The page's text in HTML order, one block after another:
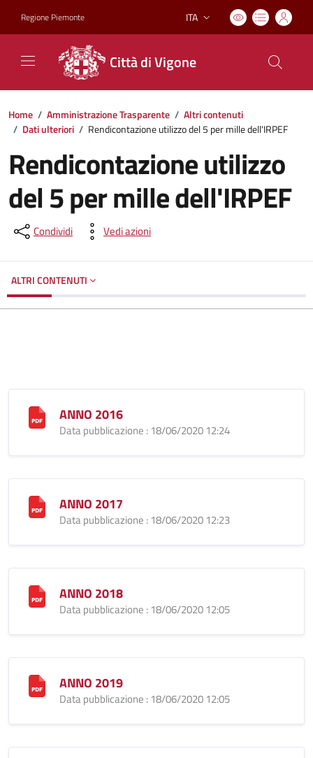
Regione Piemonte Lingua attiva:
ITA
Città di Vigone
Home / Amministrazione Trasparente / Altri contenuti
/ Dati ulteriori / Rendicontazione utilizzo del 5 per mille dell'IRPEF
Rendicontazione utilizzo
del 5 per mille dell'IRPEF
Condividi Vedi azioni
ALTRI CONTENUTI
ANNO 2016
Data pubblicazione : 18/06/2020 12:24
ANNO 2017
Data pubblicazione : 18/06/2020 12:23
ANNO 2018
Data pubblicazione : 18/06/2020 12:05
ANNO 2019
Data pubblicazione : 18/06/2020 12:05